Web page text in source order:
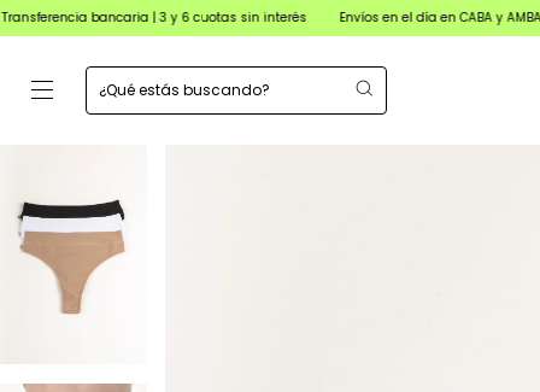
bancaria | 3 y 6 cuotas sin interés Envíos en el día en CABA y AMBA para